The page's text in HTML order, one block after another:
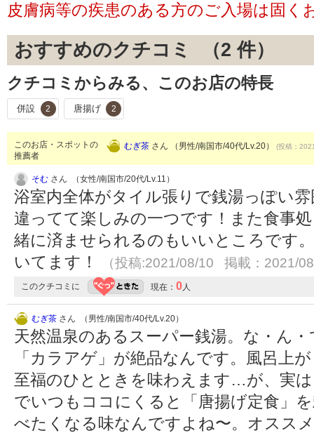
皮膚病等の疾患のある方のご入場は固く
おすすめのクチコミ （2 件）
クチコミからみる、このお店の特長
併設 2 唐揚げ 2
このお店・スポットの
推薦者
むぎ茶 さん （男性/南国市/40代/Lv.20） (投稿：
そむ さん （女性/南国市/20代/Lv.11）
浴室内全体がタイル張りで銭湯っぽい
違ってて楽しみの一つです！また食事
緒に済ませられるのもいいところです
いてます！
（投稿:2021/08/10 掲載：2021/
このクチコミに 現在： 0 人
むぎ茶 さん （男性/南国市/40代/Lv.20）
天然温泉のあるスーパー銭湯。な・ん
「カラアゲ」が絶品なんです。風呂上
至福のひとときを味わえます…が、実
でいつもココにくると「唐揚げ定食」
べたくなる味なんですよね〜。オスス